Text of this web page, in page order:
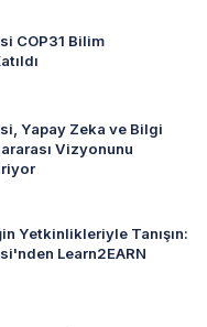
COP31 Bilim
Yapay Zeka ve Bilgi
Vizyonunu
Yetkinlikleriyle Tanışın:
Learn2EARN